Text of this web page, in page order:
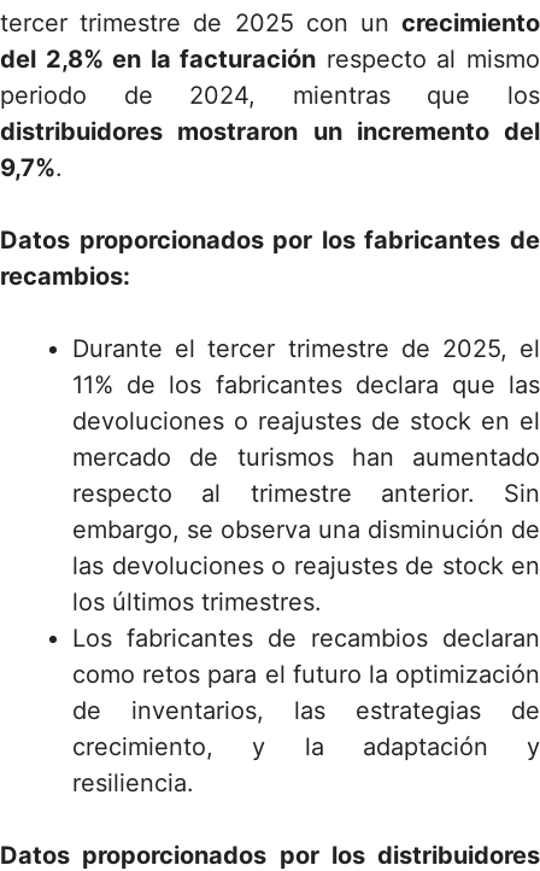
tercer trimestre de 2025 con un crecimiento
del 2,8% en la facturación respecto al mismo
periodo de 2024, mientras que los
distribuidores mostraron un incremento del
9,7%.
Datos proporcionados por los fabricantes de
recambios:
Durante el tercer trimestre de 2025, el
11% de los fabricantes declara que las
devoluciones o reajustes de stock en el
mercado de turismos han aumentado
respecto al trimestre anterior. Sin
embargo, se observa una disminución de
las devoluciones o reajustes de stock en
los últimos trimestres.
Los fabricantes de recambios declaran
como retos para el futuro la optimización
de inventarios, las estrategias de
crecimiento, y la adaptación y
resiliencia.
Datos proporcionados por los distribuidores